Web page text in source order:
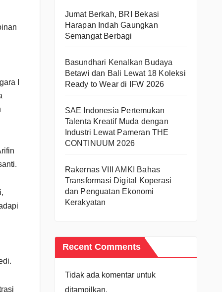
I
Jumat Berkah, BRI Bekasi
Harapan Indah Gaungkan
Semangat Berbagi
Basundhari Kenalkan Budaya
Betawi dan Bali Lewat 18 Koleksi
Ready to Wear di IFW 2026
SAE Indonesia Pertemukan
Talenta Kreatif Muda dengan
Industri Lewat Pameran THE
CONTINUUM 2026
Rakernas VIII AMKI Bahas
Transformasi Digital Koperasi
dan Penguatan Ekonomi
Kerakyatan
Recent Comments
Tidak ada komentar untuk
ditampilkan.